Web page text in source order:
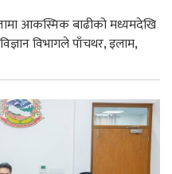
आकस्मिक बाढीको मध्यमदेखि
विभागले पाँचथर, इलाम,